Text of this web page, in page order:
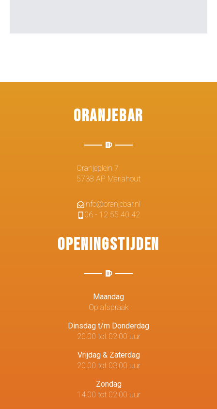
Oranjebar
Oranjeplein 7
5738 AP Mariahout
info@oranjebar.nl
06 - 12 55 40 42
Openingstijden
Maandag
Op afspraak
Dinsdag t/m Donderdag
20.00 tot 02.00 uur
Vrijdag & Zaterdag
20.00 tot 03.00 uur
Zondag
14.00 tot 02.00 uur